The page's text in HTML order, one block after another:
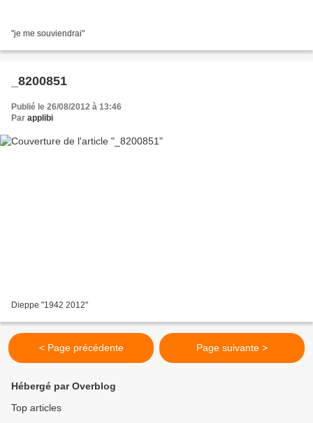
"je me souviendrai"
_8200851
Publié le 26/08/2012 à 13:46
Par applibi
Dieppe "1942 2012"
< Page précédente Page suivante >
Hébergé par Overblog
Top articles